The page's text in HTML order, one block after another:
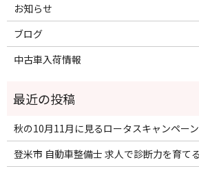
お知らせ
ブログ
中古車入荷情報
秋の10月11月に見るロータスキャンペー
登米市 自動車整備士 求人で診断力を育て